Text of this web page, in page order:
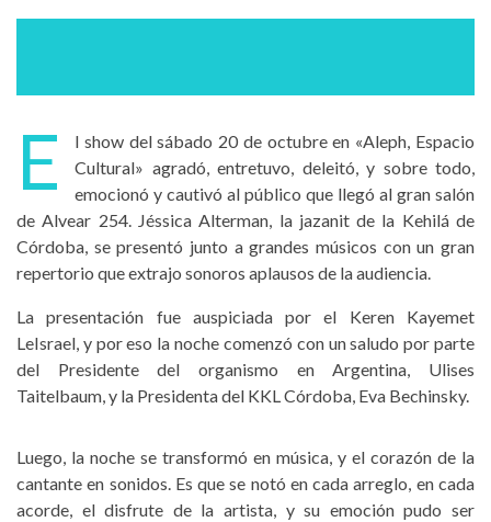
E
l show del sábado 20 de octubre en «Aleph, Espacio
Cultural» agradó, entretuvo, deleitó, y sobre todo,
emocionó y cautivó al público que llegó al gran salón
de Alvear 254. Jéssica Alterman, la jazanit de la Kehilá de
Córdoba, se presentó junto a grandes músicos con un gran
repertorio que extrajo sonoros aplausos de la audiencia.
La presentación fue auspiciada por el Keren Kayemet
LeIsrael, y por eso la noche comenzó con un saludo por parte
del Presidente del organismo en Argentina, Ulises
Taitelbaum, y la Presidenta del KKL Córdoba, Eva Bechinsky.
Luego, la noche se transformó en música, y el corazón de la
cantante en sonidos. Es que se notó en cada arreglo, en cada
acorde, el disfrute de la artista, y su emoción pudo ser